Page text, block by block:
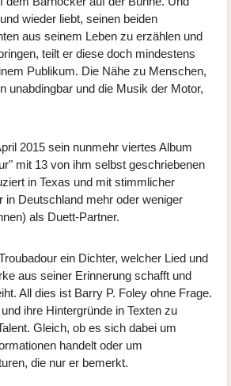
wieder liebt, seinen beiden
aus seinem Leben zu erzählen und
teilt er diese doch mindestens
Publikum. Die Nähe zu Menschen,
unabdingbar und die Musik der Motor,
2015 sein nunmehr viertes Album
mit 13 von ihm selbst geschriebenen
in Texas und mit stimmlicher
in Deutschland mehr oder weniger
als Duett-Partner.
ein Dichter, welcher Lied und
aus seiner Erinnerung schafft und
All dies ist Barry P. Foley ohne Frage.
ihre Hintergründe in Texten zu
Gleich, ob es sich dabei um
handelt oder um
die nur er bemerkt.